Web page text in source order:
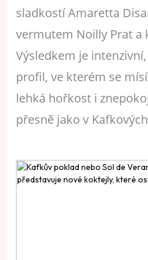
sladkostí Amaretta
vermutem Noilly Prat a
Výsledkem je
profil, ve kterém se
lehká hořkost i
přesně jako v